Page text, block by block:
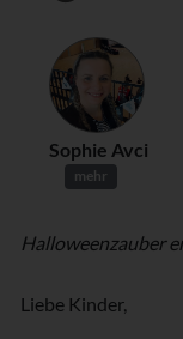
Sophie Avci
mehr
Halloweenzauber
Liebe Kinder,